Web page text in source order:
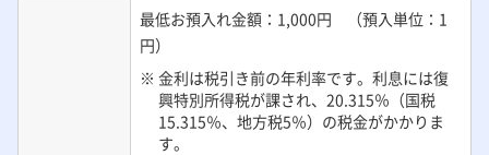
最低お預入れ金額：1,000円 （預入単位：1
円）
※ 金利は税引き前の年利率です。利息には復
興特別所得税が課され、20.315％（国税
15.315％、地方税5％）の税金がかかりま
す。